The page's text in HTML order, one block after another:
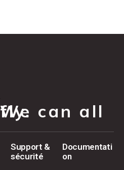
We can all fly.
Support &
sécurité
Documentati
on